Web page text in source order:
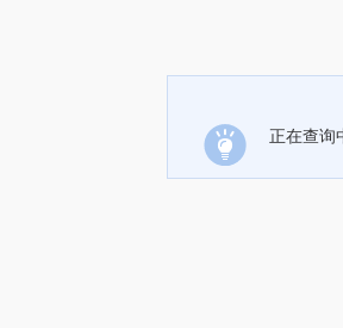
正在查询